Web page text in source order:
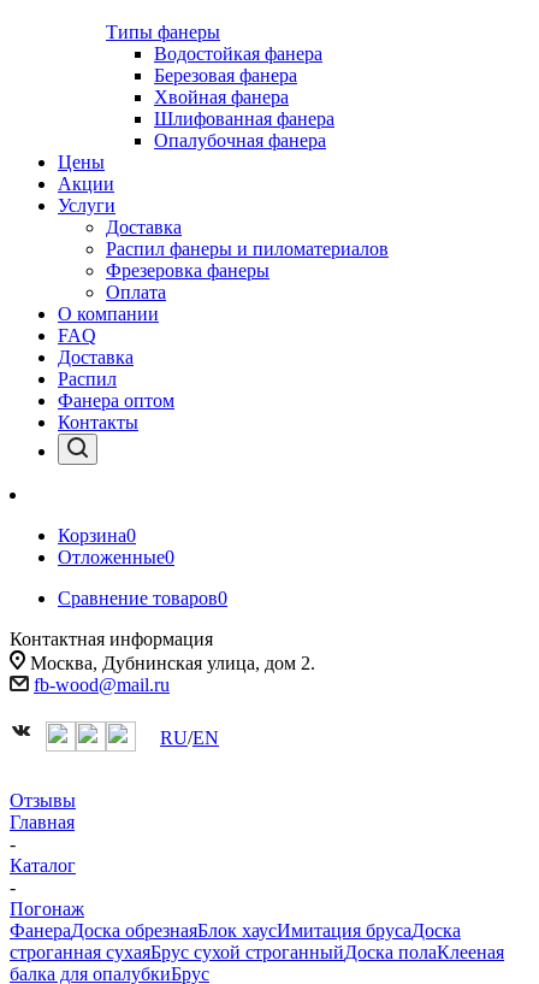
Типы фанеры
Водостойкая фанера
Березовая фанера
Хвойная фанера
Шлифованная фанера
Опалубочная фанера
Цены
Акции
Услуги
Доставка
Распил фанеры и пиломатериалов
Фрезеровка фанеры
Оплата
О компании
FAQ
Доставка
Распил
Фанера оптом
Контакты
Корзина0
Отложенные0
Сравнение товаров0
Контактная информация
Москва, Дубнинская улица, дом 2.
fb-wood@mail.ru
RU/EN
Отзывы
Главная
-
Каталог
-
Погонаж
ФанераДоска обрезнаяБлок хаусИмитация брусаДоска
строганная сухаяБрус сухой строганныйДоска полаКлееная
балка для опалубкиБрус